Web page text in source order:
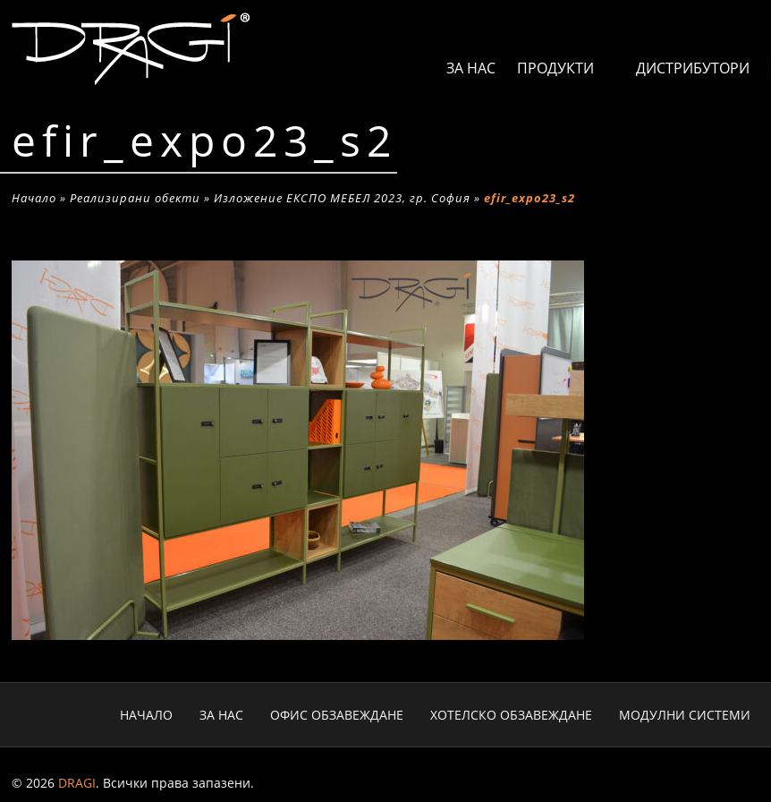
ЗА НАС ПРОДУКТИ ДИСТРИБУТОРИ
efir_expo23_s2
Начало »Реализирани обекти »Изложение ЕКСПО МЕБЕЛ 2023, гр. София »efir_expo23_s2
НАЧАЛО ЗА НАС ОФИС ОБЗАВЕЖДАНЕ ХОТЕЛСКО ОБЗАВЕЖДАНЕ МОДУЛНИ СИСТЕМИ
© 2026 DRAGI. Всички права запазени.